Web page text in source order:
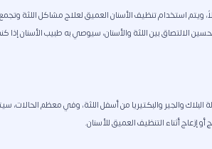
استخدام تنظيف الأسنان العميق لعلاج مشاكل اللثة
الالتصاق بين اللثة والأسنان، سيوصي به طبيب
البلاك والجير والبكتيريا من أسفل اللثة، وفي معظم الحالات،
أثناء التنظيف العميق للأسنان.